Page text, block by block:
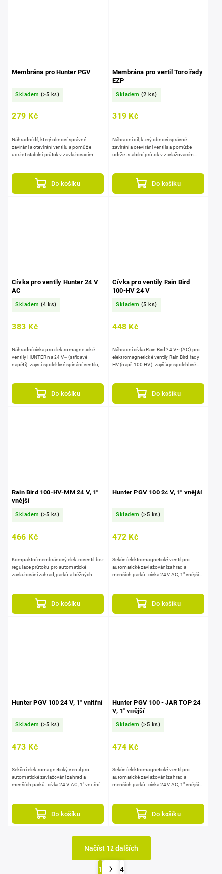
Membrána pro Hunter PGV
Skladem (>5 ks)
279 Kč
Do košíku
Náhradní díl, který obnoví správné
zavírání a otevírání ventilu a pomůže
udržet stabilní průtok v zavlažovacím
Membrána pro ventil Toro řady
EZP
Skladem (2 ks)
319 Kč
Do košíku
Náhradní díl, který obnoví správné
zavírání a otevírání ventilu a pomůže
udržet stabilní průtok v zavlažovacím
Cívka pro ventily Hunter 24 V
AC
Skladem (4 ks)
383 Kč
Do košíku
Náhradní cívka pro elektromagnetické
ventily HUNTER na 24 V~ (střídavé
napětí). zajistí spolehlivé spínání ventilu,
Cívka pro ventily Rain Bird
100-HV 24 V
Skladem (5 ks)
448 Kč
Do košíku
Náhradní cívka Rain Bird 24 V~ (AC) pro
elektromagnetické ventily Rain Bird řady
HV (např. 100 HV). zajišťuje spolehlivé
Rain Bird 100-HV-MM 24 V, 1"
vnější
Skladem (>5 ks)
466 Kč
Do košíku
Kompaktní membránový elektroventil bez
regulace průtoku pro automatické
zavlažování zahrad, parků a běžných
Hunter PGV 100 24 V, 1" vnější
Skladem (>5 ks)
472 Kč
Do košíku
Sekční elektromagnetický ventil pro
automatické zavlažování zahrad a
menších parků. cívka 24 V AC, 1" vnější
Hunter PGV 100 24 V, 1" vnitřní
Skladem (>5 ks)
473 Kč
Do košíku
Sekční elektromagnetický ventil pro
automatické zavlažování zahrad a
menších parků. cívka 24 V AC, 1" vnitřní
Hunter PGV 100 - JAR TOP 24
V, 1" vnější
Skladem (>5 ks)
474 Kč
Do košíku
Sekční elektromagnetický ventil pro
automatické zavlažování zahrad a
menších parků. cívka 24 V AC, 1" vnější
Načíst 12 dalších
1 4